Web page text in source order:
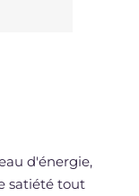
d'énergie,
satiété tout